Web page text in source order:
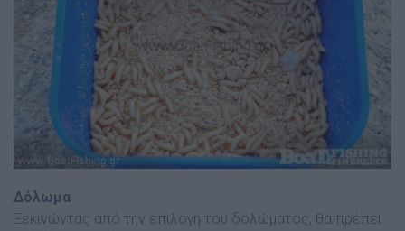
∆όλωµα
Ξεκινώντας από την επιλογή του δολώµατος, θα πρέπει